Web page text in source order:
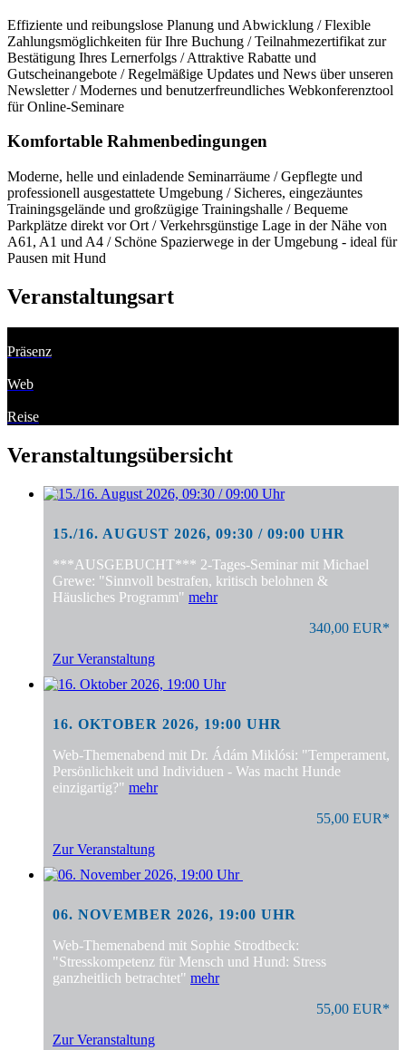
Effiziente und reibungslose Planung und Abwicklung / Flexible
Zahlungsmöglichkeiten für Ihre Buchung / Teilnahmezertifikat zur
Bestätigung Ihres Lernerfolgs / Attraktive Rabatte und
Gutscheinangebote / Regelmäßige Updates und News über unseren
Newsletter / Modernes und benutzerfreundliches Webkonferenztool
für Online-Seminare
Komfortable Rahmenbedingungen
Moderne, helle und einladende Seminarräume / Gepflegte und
professionell ausgestattete Umgebung / Sicheres, eingezäuntes
Trainingsgelände und großzügige Trainingshalle / Bequeme
Parkplätze direkt vor Ort / Verkehrsgünstige Lage in der Nähe von
A61, A1 und A4 / Schöne Spazierwege in der Umgebung - ideal für
Pausen mit Hund
Veranstaltungsart
Präsenz
Web
Reise
Veranstaltungsübersicht
15./16. AUGUST 2026, 09:30 / 09:00 UHR
***AUSGEBUCHT*** 2-Tages-Seminar mit Michael
Grewe: "Sinnvoll bestrafen, kritisch belohnen &
Häusliches Programm" mehr
340,00 EUR*
Zur Veranstaltung
16. OKTOBER 2026, 19:00 UHR
Web-Themenabend mit Dr. Ádám Miklósi: "Temperament,
Persönlichkeit und Individuen - Was macht Hunde
einzigartig?" mehr
55,00 EUR*
Zur Veranstaltung
06. NOVEMBER 2026, 19:00 UHR
Web-Themenabend mit Sophie Strodtbeck:
"Stresskompetenz für Mensch und Hund: Stress
ganzheitlich betrachtet" mehr
55,00 EUR*
Zur Veranstaltung